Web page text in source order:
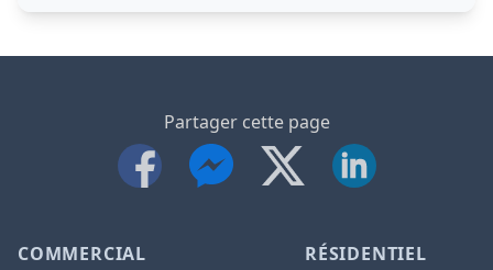
Partager cette page
COMMERCIAL RÉSIDENTIEL